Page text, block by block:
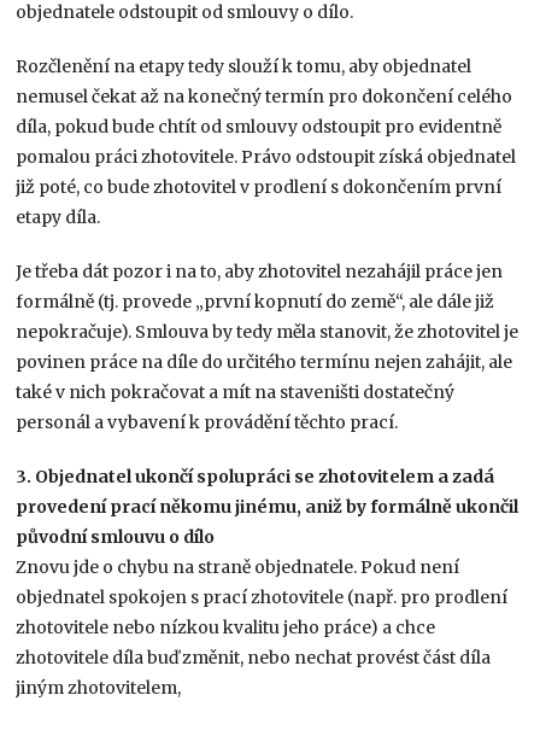
objednatele odstoupit od smlouvy o dílo.
Rozčlenění na etapy tedy slouží k tomu, aby objednatel
nemusel čekat až na konečný termín pro dokončení celého
díla, pokud bude chtít od smlouvy odstoupit pro evidentně
pomalou práci zhotovitele. Právo odstoupit získá objednatel
již poté, co bude zhotovitel v prodlení s dokončením první
etapy díla.
Je třeba dát pozor i na to, aby zhotovitel nezahájil práce jen
formálně (tj. provede „první kopnutí do země“, ale dále již
nepokračuje). Smlouva by tedy měla stanovit, že zhotovitel je
povinen práce na díle do určitého termínu nejen zahájit, ale
také v nich pokračovat a mít na staveništi dostatečný
personál a vybavení k provádění těchto prací.
3. Objednatel ukončí spolupráci se zhotovitelem a zadá
provedení prací někomu jinému, aniž by formálně ukončil
původní smlouvu o dílo
Znovu jde o chybu na straně objednatele. Pokud není
objednatel spokojen s prací zhotovitele (např. pro prodlení
zhotovitele nebo nízkou kvalitu jeho práce) a chce
zhotovitele díla buď změnit, nebo nechat provést část díla
jiným zhotovitelem,